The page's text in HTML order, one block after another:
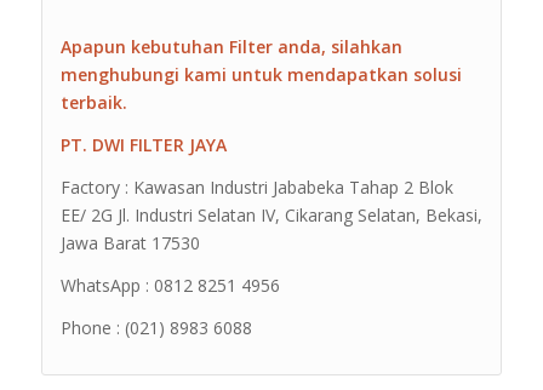
Apapun kebutuhan Filter anda, silahkan
menghubungi kami untuk mendapatkan solusi
terbaik.
PT. DWI FILTER JAYA
Factory : Kawasan Industri Jababeka Tahap 2 Blok
EE/ 2G Jl. Industri Selatan IV, Cikarang Selatan, Bekasi,
Jawa Barat 17530
WhatsApp : 0812 8251 4956
Phone : (021) 8983 6088